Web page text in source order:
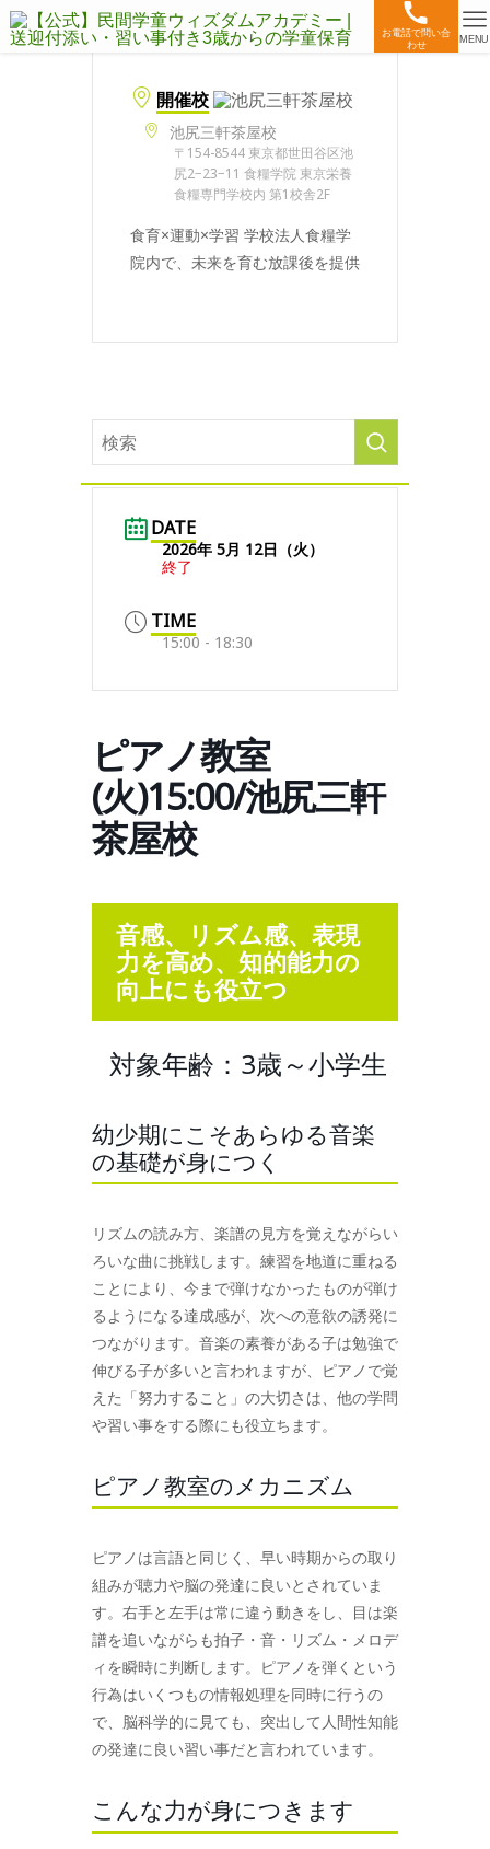
お電話で問い合
わせ
MENU
開催校
池尻三軒茶屋校
〒154-8544 東京都世田谷区池
尻2−23−11 食糧学院 東京栄養
食糧専門学校内 第1校舎2F
食育×運動×学習 学校法人食糧学
院内で、未来を育む放課後を提供
DATE
2026年 5月 12日（火）
終了
TIME
15:00 - 18:30
ピアノ教室
(火)15:00/池尻三軒
茶屋校
音感、リズム感、表現
力を高め、知的能力の
向上にも役立つ
対象年齢：3歳～小学生
幼少期にこそあらゆる音楽
の基礎が身につく
リズムの読み方、楽譜の見方を覚えながらい
ろいな曲に挑戦します。練習を地道に重ねる
ことにより、今まで弾けなかったものが弾け
るようになる達成感が、次への意欲の誘発に
つながります。音楽の素養がある子は勉強で
伸びる子が多いと言われますが、ピアノで覚
えた「努力すること」の大切さは、他の学問
や習い事をする際にも役立ちます。
ピアノ教室のメカニズム
ピアノは言語と同じく、早い時期からの取り
組みが聴力や脳の発達に良いとされていま
す。右手と左手は常に違う動きをし、目は楽
譜を追いながらも拍子・音・リズム・メロデ
ィを瞬時に判断します。ピアノを弾くという
行為はいくつもの情報処理を同時に行うの
で、脳科学的に見ても、突出して人間性知能
の発達に良い習い事だと言われています。
こんな力が身につきます